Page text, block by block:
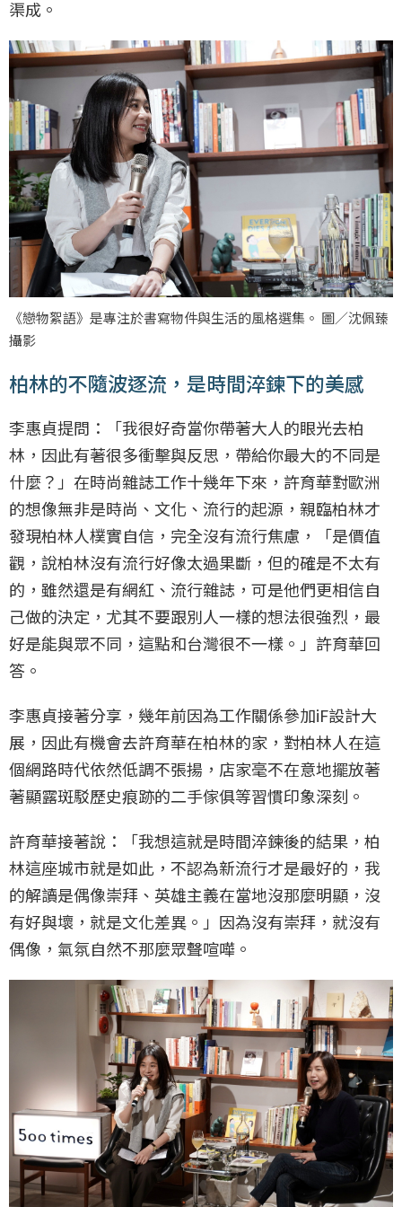
渠成。
《戀物絮語》是專注於書寫物件與生活的風格選集。 圖／沈佩臻
攝影
柏林的不隨波逐流，是時間淬鍊下的美感
李惠貞提問：「我很好奇當你帶著大人的眼光去柏
林，因此有著很多衝擊與反思，帶給你最大的不同是
什麼？」在時尚雜誌工作十幾年下來，許育華對歐洲
的想像無非是時尚、文化、流行的起源，親臨柏林才
發現柏林人樸實自信，完全沒有流行焦慮，「是價值
觀，說柏林沒有流行好像太過果斷，但的確是不太有
的，雖然還是有網紅、流行雜誌，可是他們更相信自
己做的決定，尤其不要跟別人一樣的想法很強烈，最
好是能與眾不同，這點和台灣很不一樣。」許育華回
答。
李惠貞接著分享，幾年前因為工作關係參加iF設計大
展，因此有機會去許育華在柏林的家，對柏林人在這
個網路時代依然低調不張揚，店家毫不在意地擺放著
著顯露斑駁歷史痕跡的二手傢俱等習慣印象深刻。
許育華接著說：「我想這就是時間淬鍊後的結果，柏
林這座城市就是如此，不認為新流行才是最好的，我
的解讀是偶像崇拜、英雄主義在當地沒那麼明顯，沒
有好與壞，就是文化差異。」因為沒有崇拜，就沒有
偶像，氣氛自然不那麼眾聲喧嘩。